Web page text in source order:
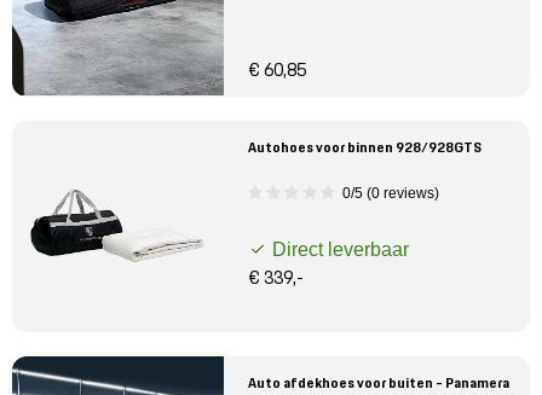
€ 60,85
Autohoes voor binnen 928/928GTS
0/5 (0 reviews)
Direct leverbaar
€ 339,-
Auto afdekhoes voor buiten - Panamera